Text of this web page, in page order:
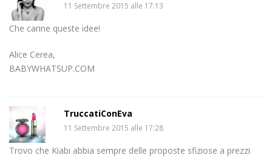
11 Settembre 2015 alle 17:13
Che carine queste idee!
Alice Cerea,
BABYWHATSUP.COM
TruccatiConEva
11 Settembre 2015 alle 17:28
Trovo che Kiabi abbia sempre delle proposte sfiziose a prezzi